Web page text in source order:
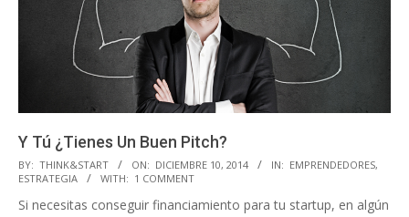
Y Tú ¿Tienes Un Buen Pitch?
2014-
12-
10
BY: THINK&START ON: DICIEMBRE 10, 2014 IN: EMPRENDEDORES,
ESTRATEGIA
WITH: 1 COMMENT
Si necesitas conseguir financiamiento para tu startup, en algún